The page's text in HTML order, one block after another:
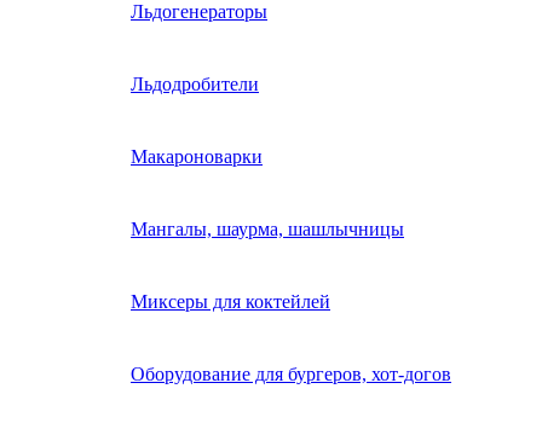
Льдогенераторы
Льдодробители
Макароноварки
Мангалы, шаурма, шашлычницы
Миксеры для коктейлей
Оборудование для бургеров, хот-догов